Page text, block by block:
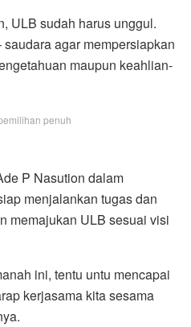
ULB sudah harus unggul.
agar mempersiapkan
maupun keahlian-
penuh
P Nasution dalam
menjalankan tugas dan
memajukan ULB sesuai visi
ini, tentu untu mencapai
kerjasama kita sesama